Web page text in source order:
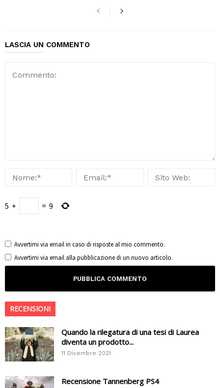
LASCIA UN COMMENTO
5 + = 9
Avvertimi via email in caso di risposte al mio commento.
Avvertimi via email alla pubblicazione di un nuovo articolo.
RECENSIONI
Quando la rilegatura di una tesi di Laurea
diventa un prodotto...
11 Dicembre 2021
Recensione Tannenberg PS4